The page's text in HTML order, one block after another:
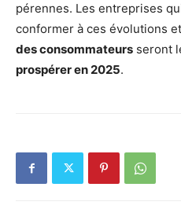
pérennes. Les entreprises
conformer à ces évolutions
des consommateurs seront
prospérer en 2025.